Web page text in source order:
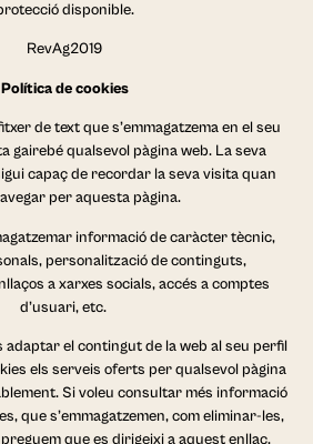
disponible.
RevAg2019
Política de cookies
de text que s’emmagatzema en el seu
gairebé qualsevol pàgina web. La seva
capaç de recordar la seva visita quan
per aquesta pàgina.
informació de caràcter tècnic,
personalització de continguts,
a xarxes socials, accés a comptes
d’usuari, etc.
adaptar el contingut de la web al seu perfil
els serveis oferts per qualsevol pàgina
Si voleu consultar més informació
que s’emmagatzemen, com eliminar-les,
que es dirigeixi a aquest enllaç.